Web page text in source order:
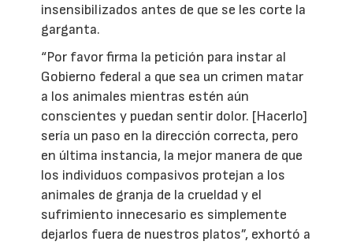
insensibilizados antes de que se les corte la
garganta.
“Por favor firma la petición para instar al
Gobierno federal a que sea un crimen matar
a los animales mientras estén aún
conscientes y puedan sentir dolor. [Hacerlo]
sería un paso en la dirección correcta, pero
en última instancia, la mejor manera de que
los individuos compasivos protejan a los
animales de granja de la crueldad y el
sufrimiento innecesario es simplemente
dejarlos fuera de nuestros platos”, exhortó a